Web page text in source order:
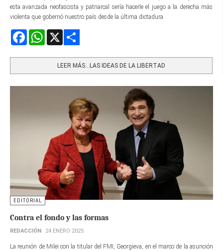
esta avanzada neofascista y patriarcal sería hacerle el juego a la derecha más
violenta que gobernó nuestro país desde la última dictadura.
FacebookWhatsApp
LEER MÁS…LAS IDEAS DE LA LIBERTAD
EDITORIAL
Contra el fondo y las formas
REDACCIÓN 24 ENERO 2025
La reunión de Milei con la titular del FMI, Georgieva, en el marco de la asunción